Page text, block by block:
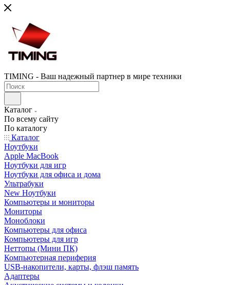
TIMING - Ваш надежный партнер в мире техники
Каталог
По всему сайту
По каталогу
Каталог
Ноутбуки
Apple MacBook
Ноутбуки для игр
Ноутбуки для офиса и дома
Ультрабуки
New Ноутбуки
Компьютеры и мониторы
Мониторы
Моноблоки
Компьютеры для офиса
Компьютеры для игр
Неттопы (Мини ПК)
Компьютерная периферия
USB-накопители, карты, флэш память
Адаптеры